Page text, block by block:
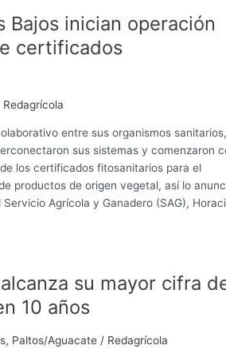
Bajos inician operación
certificados
Redagrícola
entre sus organismos sanitarios,
sus sistemas y comenzaron
los certificados fitosanitarios para el
productos de origen vegetal, así lo
Agrícola y Ganadero (SAG),
su mayor cifra
10 años
, Paltos/Aguacate / Redagrícola